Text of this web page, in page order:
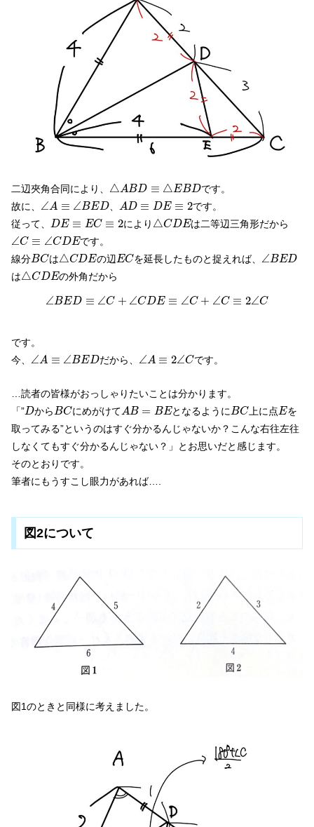
二辺夾角合同により、 △ABD ≡ △EBD
△ A BD≡△ E BD
です。
故に、 ∠A ≡ ∠BED
∠ A ≡∠ B ED 、 AD ≡ DE ≡ 2
A D≡D E≡2
です。
従って、 DE ≡ EC ≡ 2
DE≡E C≡2 により △CDE
△CDEは二等辺三角形だから
∠C ≡ ∠CDE
∠C ≡∠ CDE
です。
線分BC
BCは△CDE
△CDEの辺EC
ECを延長したものと捉えれば、 ∠BED
∠ BED
は△CDE
△CDEの外角だから
∠BED ≡ ∠C + ∠CDE ≡ ∠C + ∠C ≡ 2∠C
∠B ED ≡∠ C ∠CDE ≡∠ C+∠ ≡2∠C
です。
今、 ∠A ≡ ∠BED
∠ A ≡∠ B ED だから、 ∠A ≡ 2∠C
∠ A ≡2 ∠ C です。
…読者の皆様がおっしゃりたいことは分かります。
「”D
DからBC
BCにめがけてAB = BE
A B= E となるようにBC
BC 上に点E
Eを
取ってみる”というのはすぐ分かるんじゃないか？こんな右往左往
しなくてもすぐ分かるんじゃない？」とお思いだと感じます。
そのとおりです。
筆者にもうすこし眼力があれば….
図2について
図1のときと同様に考えました。